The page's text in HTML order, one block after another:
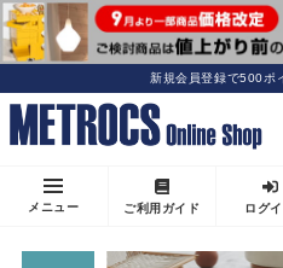
新規会員登録で500ポ
メニュー ご利用ガイド ログ